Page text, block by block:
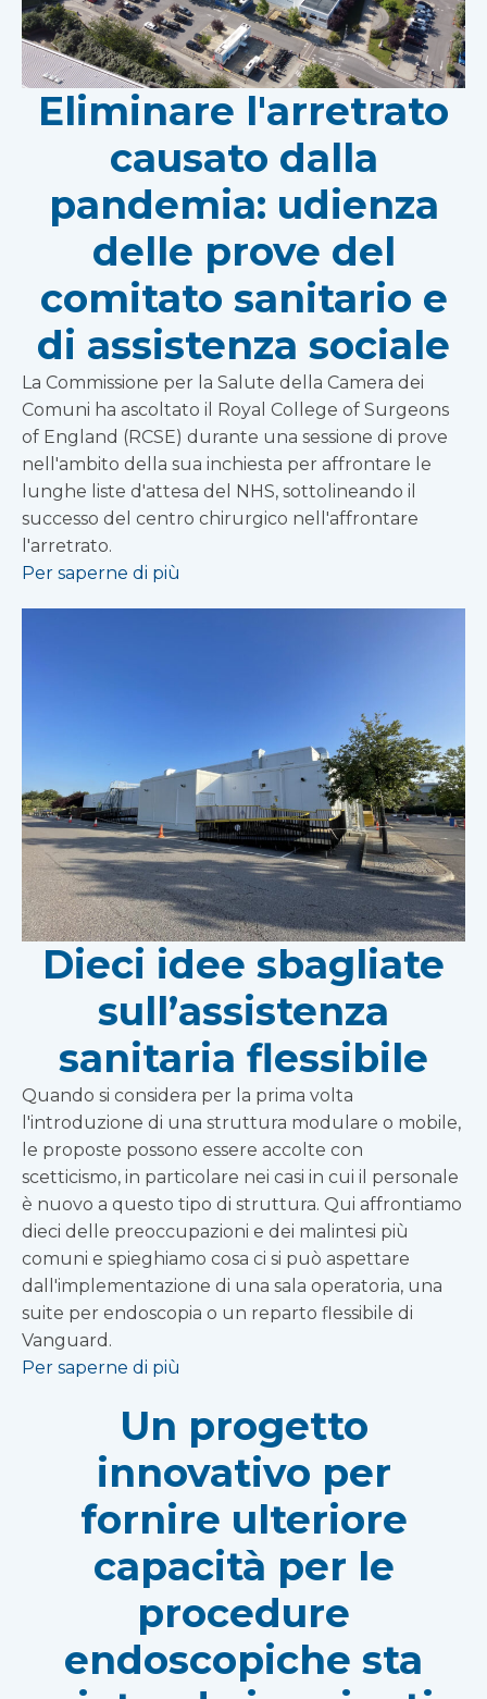
Eliminare l'arretrato
causato dalla
pandemia: udienza
delle prove del
comitato sanitario e
di assistenza sociale
La Commissione per la Salute della Camera dei
Comuni ha ascoltato il Royal College of Surgeons
of England (RCSE) durante una sessione di prove
nell'ambito della sua inchiesta per affrontare le
lunghe liste d'attesa del NHS, sottolineando il
successo del centro chirurgico nell'affrontare
l'arretrato.
Per saperne di più
Dieci idee sbagliate
sull’assistenza
sanitaria flessibile
Quando si considera per la prima volta
l'introduzione di una struttura modulare o mobile,
le proposte possono essere accolte con
scetticismo, in particolare nei casi in cui il personale
è nuovo a questo tipo di struttura. Qui affrontiamo
dieci delle preoccupazioni e dei malintesi più
comuni e spieghiamo cosa ci si può aspettare
dall'implementazione di una sala operatoria, una
suite per endoscopia o un reparto flessibile di
Vanguard.
Per saperne di più
Un progetto
innovativo per
fornire ulteriore
capacità per le
procedure
endoscopiche sta